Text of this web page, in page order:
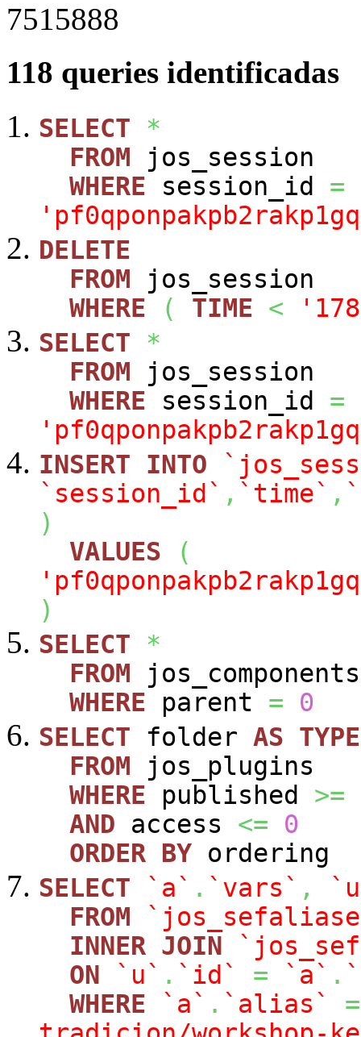
7515888
118 queries identificadas
SELECT
*
FROM jos_session
WHERE session_id =
DELETE
FROM jos_session
WHERE
( TIME <
SELECT
*
FROM jos_session
WHERE session_id =
INSERT
INTO
`session_id` , `time` ,
)
VALUES
(
)
SELECT
*
FROM jos_components
WHERE parent =
0
SELECT folder AS TYPE
FROM jos_plugins
WHERE published >=
AND access <=
0
ORDER BY ordering
SELECT
`a` . `vars` ,
FROM
INNER JOIN
ON
`u` . `id` = `a` .
WHERE
`a` . `alias`
=